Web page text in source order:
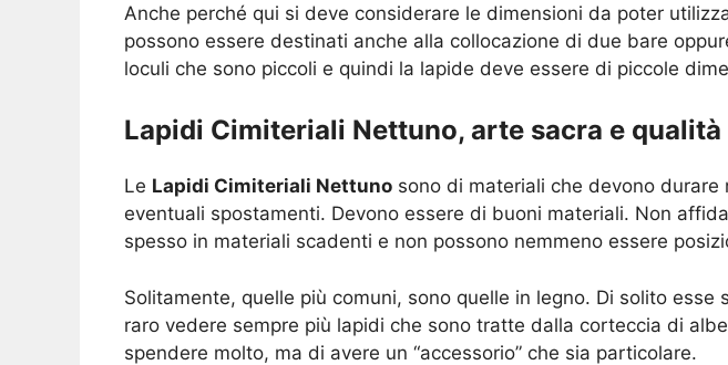
Anche perché qui si deve considerare le dimensioni da poter
possono essere destinati anche alla collocazione di due bare
loculi che sono piccoli e quindi la lapide deve essere di piccole
Lapidi Cimiteriali Nettuno, arte sacra e
Le Lapidi Cimiteriali Nettuno sono di materiali che devono durare
eventuali spostamenti. Devono essere di buoni materiali. Non
spesso in materiali scadenti e non possono nemmeno essere
Solitamente, quelle più comuni, sono quelle in legno. Di solito
raro vedere sempre più lapidi che sono tratte dalla corteccia di
spendere molto, ma di avere un “accessorio” che sia particolare.